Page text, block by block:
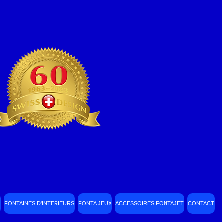
FONTAINES D'INTERIEURS FONTA JEUX ACCESSOIRES FONTAJET CONTACT